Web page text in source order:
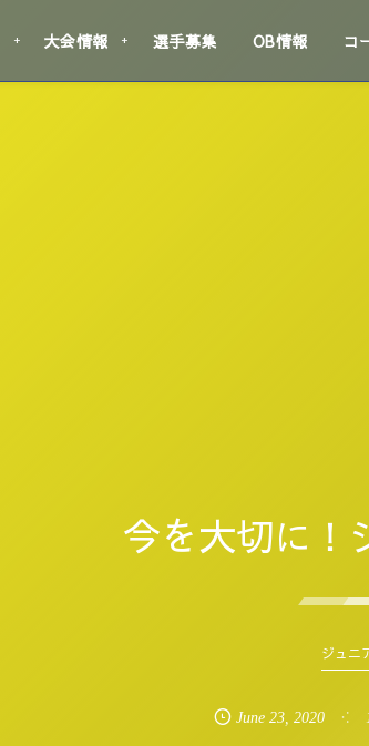
大会情報 選手募集 OB情報 コ
今を大切に！
ジュニ
June 23, 2020